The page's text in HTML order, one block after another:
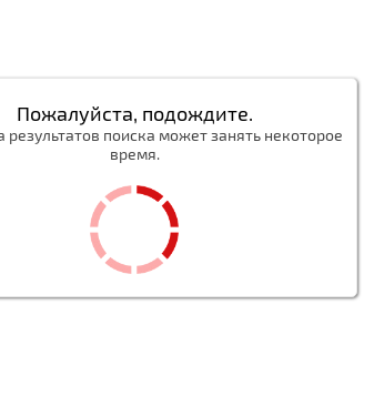
Пожалуйста, подождите.
результатов поиска может занять некоторое
время.